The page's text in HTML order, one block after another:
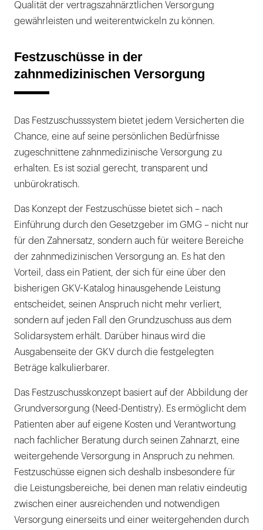
Qualität der vertragszahnärztlichen Versorgung
gewährleisten und weiterentwickeln zu können.
Festzuschüsse in der
zahnmedizinischen Versorgung
Das Festzuschusssystem bietet jedem Versicherten die
Chance, eine auf seine persönlichen Bedürfnisse
zugeschnittene zahnmedizinische Versorgung zu
erhalten. Es ist sozial gerecht, transparent und
unbürokratisch.
Das Konzept der Festzuschüsse bietet sich – nach
Einführung durch den Gesetzgeber im GMG – nicht nur
für den Zahnersatz, sondern auch für weitere Bereiche
der zahnmedizinischen Versorgung an. Es hat den
Vorteil, dass ein Patient, der sich für eine über den
bisherigen GKV-Katalog hinausgehende Leistung
entscheidet, seinen Anspruch nicht mehr verliert,
sondern auf jeden Fall den Grundzuschuss aus dem
Solidarsystem erhält. Darüber hinaus wird die
Ausgabenseite der GKV durch die festgelegten
Beträge kalkulierbarer.
Das Festzuschusskonzept basiert auf der Abbildung der
Grundversorgung (Need-Dentistry). Es ermöglicht dem
Patienten aber auf eigene Kosten und Verantwortung
nach fachlicher Beratung durch seinen Zahnarzt, eine
weitergehende Versorgung in Anspruch zu nehmen.
Festzuschüsse eignen sich deshalb insbesondere für
die Leistungsbereiche, bei denen man relativ eindeutig
zwischen einer ausreichenden und notwendigen
Versorgung einerseits und einer weitergehenden durch